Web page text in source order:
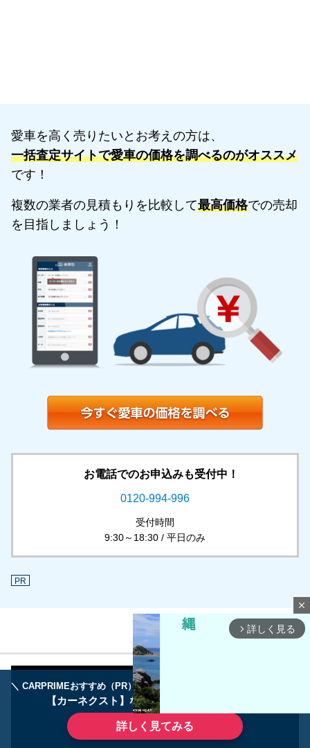
＼ CARPRIMEおすすめ（PR） ／ディーラーで手放すのはもったいない！
【カーネクスト】ならどんなクルマも高価買取
詳しく見てみる
愛車を高く売りたいとお考えの方は、
一括査定サイトで愛車の価格を調べるのがオススメ
です！
複数の業者の見積もりを比較して最高価格での売却
を目指しましょう！
お電話でのお申込みも受付中！
0120-994-996
受付時間
9:30～18:30 / 平日のみ
PR
close
arrow_forward_ios 詳しく見る